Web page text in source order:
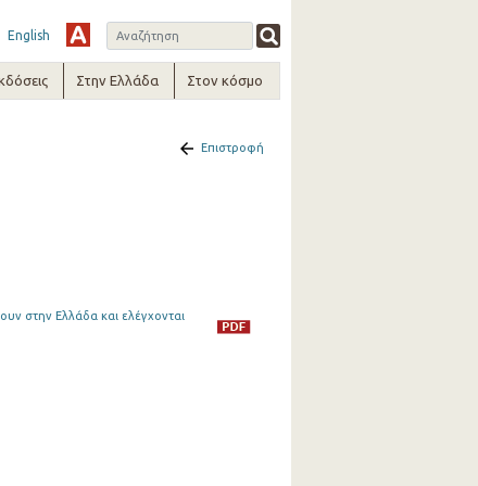
English
Στην Ελλάδα Στον κόσμο
Επιστροφή
στην Ελλάδα και ελέγχονται